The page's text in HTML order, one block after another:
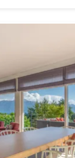
– Eingang &
Sie in
bietet. Dieses
Zimmer Eine
der Treppe Ein
– Wohnraum
warme,
Licht
ausgestattete